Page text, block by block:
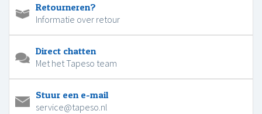
Retourneren?
Informatie over retour
Direct chatten
Met het Tapeso team
Stuur een e-mail
service@tapeso.nl